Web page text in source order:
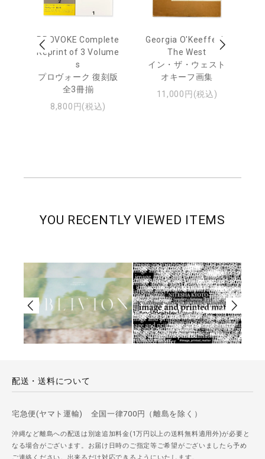
PROVOKE Complete
Reprint of 3 Volume
s
プロヴォーク 復刻版
全3冊揃
8,800円(税込)
Georgia O'Keeffe: In
The West
イン・ザ・ウェスト
オキーフ画集
11,000円(税込)
YOU RECENTLY VIEWED ITEMS
配送・送料について
宅急便(ヤマト運輸) 全国一律700円（離島を除く）
沖縄など離島への配送は別途追加料金(1万円以上の送料無料適用外)が必要と
なる場合がございます。お届け日時のご指定等ご希望がございましたら予め